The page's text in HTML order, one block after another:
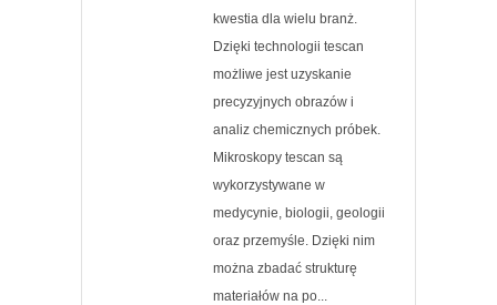
kwestia dla wielu branż.
Dzięki technologii tescan
możliwe jest uzyskanie
precyzyjnych obrazów i
analiz chemicznych próbek.
Mikroskopy tescan są
wykorzystywane w
medycynie, biologii, geologii
oraz przemyśle. Dzięki nim
można zbadać strukturę
materiałów na po...